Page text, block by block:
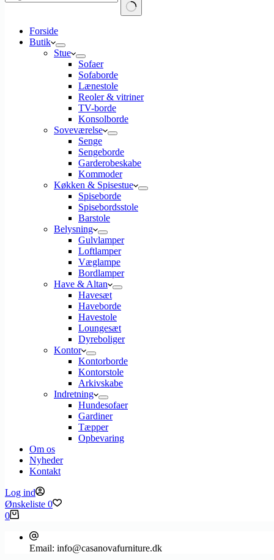
resultaterForside
Butik
Stue
Sofaer
Sofaborde
Lænestole
Reoler & vitriner
TV-borde
Konsolborde
Soveværelse
Senge
Sengeborde
Garderobeskabe
Kommoder
Køkken & Spisestue
Spiseborde
Spisebordsstole
Barstole
Belysning
Gulvlamper
Loftlamper
Væglampe
Bordlamper
Have & Altan
Havesæt
Haveborde
Havestole
Loungesæt
Dyreboliger
Kontor
Kontorborde
Kontorstole
Arkivskabe
Indretning
Hundesofaer
Gardiner
Tæpper
Opbevaring
Om os
Nyheder
Kontakt
Log ind
Ønskeliste 0
Indkøbskurv
0
Email: info@casanovafurniture.dk